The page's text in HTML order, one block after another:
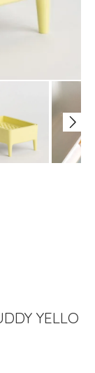
YELLO